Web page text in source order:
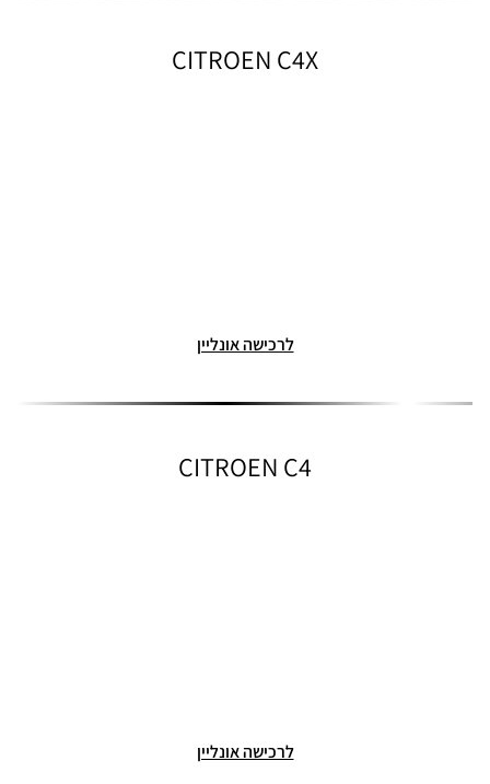
CITROEN C4X
לרכישה אונליין
CITROEN C4
לרכישה אונליין